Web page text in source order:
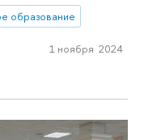
образование
1 ноября 2024